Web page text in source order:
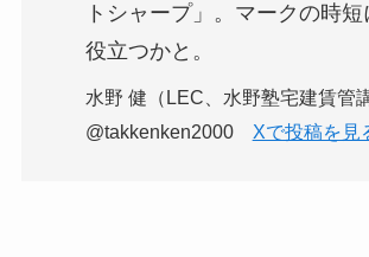
トシャープ」。マークの時短
役立つかと。
水野 健（LEC、水野塾宅建賃管
@takkenken2000 Xで投稿を見